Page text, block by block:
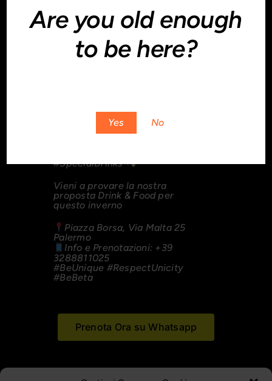
Are you old enough
to be here?
Yes No
#SpecialDrinks
Vieni a provare la nostra
proposta Drink & Food per
questo inverno
Piazza Borsa, Via Malta 25
Palermo
Info e Prenotazioni: +39
3288811025
#BeUnique #RespectUnicity
#BeBeta
Prenota Ora su Whatsapp